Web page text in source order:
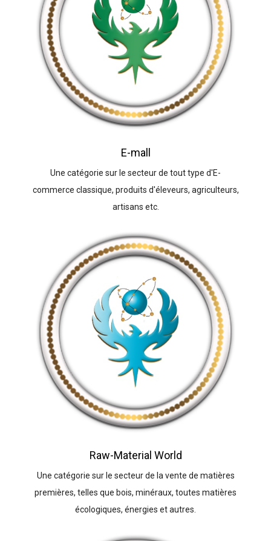
E-mall
Une catégorie sur le secteur de tout type d'E-
commerce classique, produits d'éleveurs, agriculteurs,
artisans etc.
Raw-Material World
Une catégorie sur le secteur de la vente de matières
premières, telles que bois, minéraux, toutes matières
écologiques, énergies et autres.